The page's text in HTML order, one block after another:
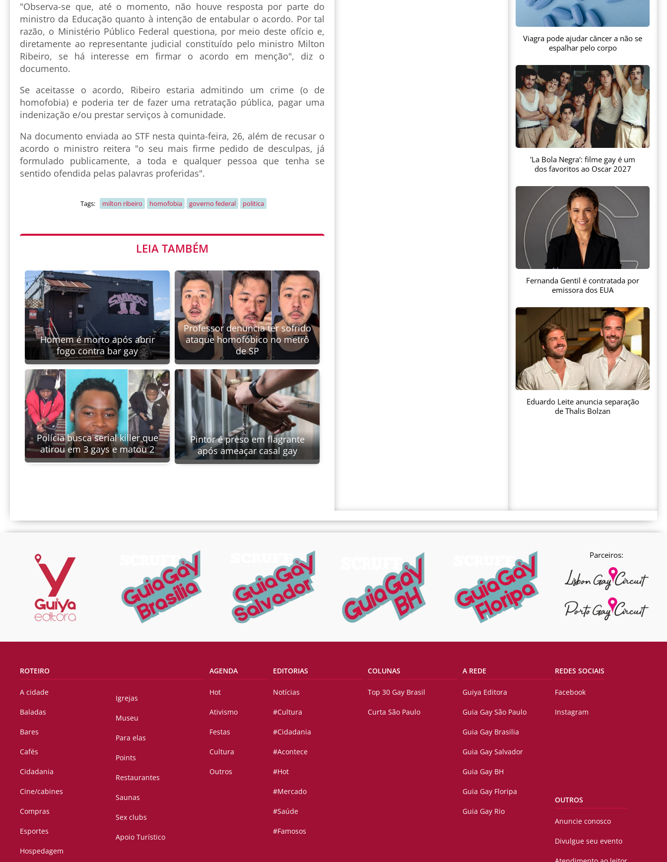
"Observa-se que, até o momento, não houve resposta por parte do
ministro da Educação quanto à intenção de entabular o acordo. Por tal
razão, o Ministério Público Federal questiona, por meio deste ofício e,
diretamente ao representante judicial constituído pelo ministro Milton
Ribeiro, se há interesse em firmar o acordo em menção", diz o
documento.
Se aceitasse o acordo, Ribeiro estaria admitindo um crime (o de
homofobia) e poderia ter de fazer uma retratação pública, pagar uma
indenização e/ou prestar serviços à comunidade.
Na documento enviada ao STF nesta quinta-feira, 26, além de recusar o
acordo o ministro reitera "o seu mais firme pedido de desculpas, já
formulado publicamente, a toda e qualquer pessoa que tenha se
sentido ofendida pelas palavras proferidas".
Tags: milton ribeiro homofobia governo federal politica
LEIA TAMBÉM
Homem é morto após abrir
fogo contra bar gay
Professor denuncia ter sofrido
ataque homofóbico no metrô
de SP
Polícia busca serial killer que
atirou em 3 gays e matou 2
Pintor é preso em flagrante
após ameaçar casal gay
Viagra pode ajudar câncer a não se
espalhar pelo corpo
'La Bola Negra': filme gay é um
dos favoritos ao Oscar 2027
Fernanda Gentil é contratada por
emissora dos EUA
Eduardo Leite anuncia separação
de Thalis Bolzan
Parceiros:
ROTEIRO
A cidade
Baladas
Bares
Cafés
Cidadania
Cine/cabines
Compras
Esportes
Hospedagem
Igrejas
Museu
Para elas
Points
Restaurantes
Saunas
Sex clubs
Apoio Turístico
AGENDA
Hot
Ativismo
Festas
Cultura
Outros
EDITORIAS
Notícias
#Cultura
#Cidadania
#Acontece
#Hot
#Mercado
#Saúde
#Famosos
COLUNAS
Top 30 Gay Brasil
Curta São Paulo
A REDE
Guiya Editora
Guia Gay São Paulo
Guia Gay Brasilia
Guia Gay Salvador
Guia Gay BH
Guia Gay Floripa
Guia Gay Rio
REDES SOCIAIS
Facebook
Instagram
OUTROS
Anuncie conosco
Divulgue seu evento